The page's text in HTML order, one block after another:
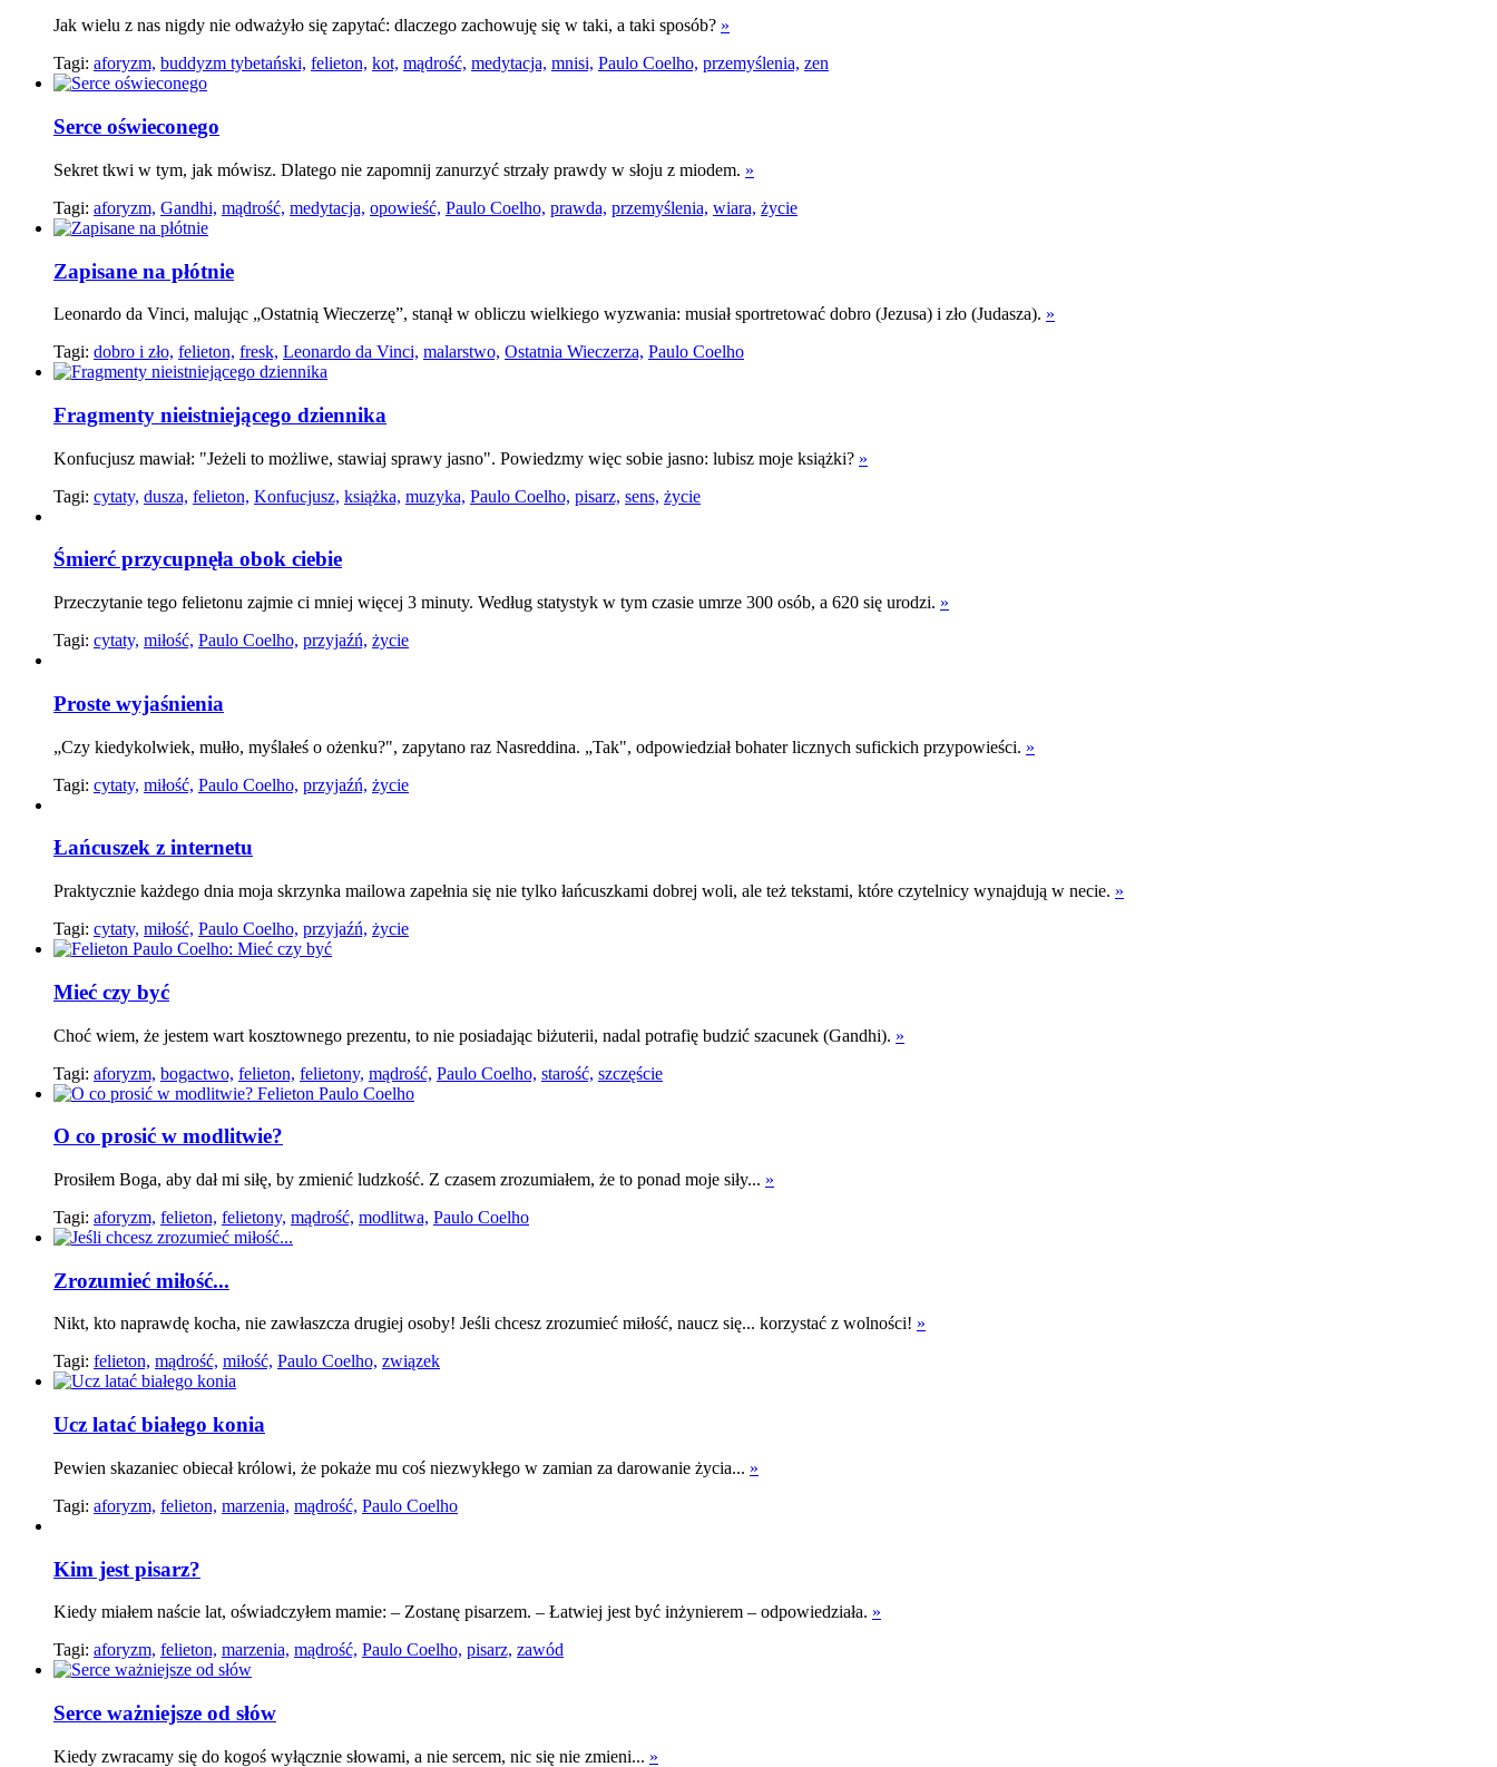
Jak wielu z nas nigdy nie odważyło się zapytać: dlaczego zachowuję się w taki, a taki sposób? »
Tagi: aforyzm, buddyzm tybetański, felieton, kot, mądrość, medytacja, mnisi, Paulo Coelho, przemyślenia, zen
Serce oświeconego
Sekret tkwi w tym, jak mówisz. Dlatego nie zapomnij zanurzyć strzały prawdy w słoju z miodem. »
Tagi: aforyzm, Gandhi, mądrość, medytacja, opowieść, Paulo Coelho, prawda, przemyślenia, wiara, życie
Zapisane na płótnie
Leonardo da Vinci, malując „Ostatnią Wieczerzę”, stanął w obliczu wielkiego wyzwania: musiał sportretować dobro (Jezusa) i zło (Judasza). »
Tagi: dobro i zło, felieton, fresk, Leonardo da Vinci, malarstwo, Ostatnia Wieczerza, Paulo Coelho
Fragmenty nieistniejącego dziennika
Konfucjusz mawiał: "Jeżeli to możliwe, stawiaj sprawy jasno". Powiedzmy więc sobie jasno: lubisz moje książki? »
Tagi: cytaty, dusza, felieton, Konfucjusz, książka, muzyka, Paulo Coelho, pisarz, sens, życie
Śmierć przycupnęła obok ciebie
Przeczytanie tego felietonu zajmie ci mniej więcej 3 minuty. Według statystyk w tym czasie umrze 300 osób, a 620 się urodzi. »
Tagi: cytaty, miłość, Paulo Coelho, przyjaźń, życie
Proste wyjaśnienia
„Czy kiedykolwiek, mułło, myślałeś o ożenku?", zapytano raz Nasreddina. „Tak", odpowiedział bohater licznych sufickich przypowieści. »
Tagi: cytaty, miłość, Paulo Coelho, przyjaźń, życie
Łańcuszek z internetu
Praktycznie każdego dnia moja skrzynka mailowa zapełnia się nie tylko łańcuszkami dobrej woli, ale też tekstami, które czytelnicy wynajdują w necie. »
Tagi: cytaty, miłość, Paulo Coelho, przyjaźń, życie
Mieć czy być
Choć wiem, że jestem wart kosztownego prezentu, to nie posiadając biżuterii, nadal potrafię budzić szacunek (Gandhi). »
Tagi: aforyzm, bogactwo, felieton, felietony, mądrość, Paulo Coelho, starość, szczęście
O co prosić w modlitwie?
Prosiłem Boga, aby dał mi siłę, by zmienić ludzkość. Z czasem zrozumiałem, że to ponad moje siły... »
Tagi: aforyzm, felieton, felietony, mądrość, modlitwa, Paulo Coelho
Zrozumieć miłość...
Nikt, kto naprawdę kocha, nie zawłaszcza drugiej osoby! Jeśli chcesz zrozumieć miłość, naucz się... korzystać z wolności! »
Tagi: felieton, mądrość, miłość, Paulo Coelho, związek
Ucz latać białego konia
Pewien skazaniec obiecał królowi, że pokaże mu coś niezwykłego w zamian za darowanie życia... »
Tagi: aforyzm, felieton, marzenia, mądrość, Paulo Coelho
Kim jest pisarz?
Kiedy miałem naście lat, oświadczyłem mamie: – Zostanę pisarzem. – Łatwiej jest być inżynierem – odpowiedziała. »
Tagi: aforyzm, felieton, marzenia, mądrość, Paulo Coelho, pisarz, zawód
Serce ważniejsze od słów
Kiedy zwracamy się do kogoś wyłącznie słowami, a nie sercem, nic się nie zmieni... »